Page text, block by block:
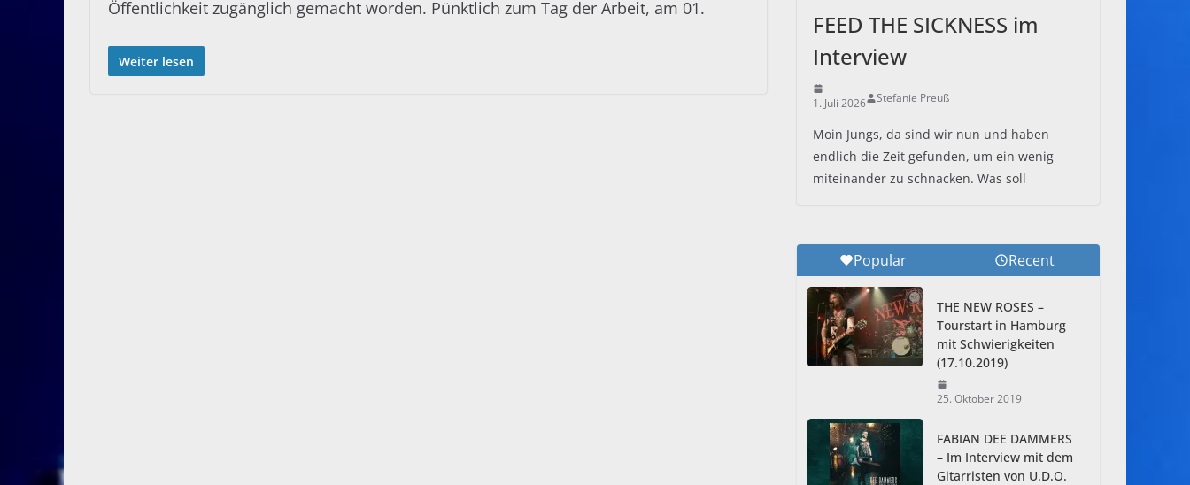
Öffentlichkeit zugänglich gemacht worden. Pünktlich zum Tag der Arbeit, am 01.
Weiter lesen
FEED THE SICKNESS im
Interview
1. Juli 2026 Stefanie Preuß
Moin Jungs, da sind wir nun und haben
endlich die Zeit gefunden, um ein wenig
miteinander zu schnacken. Was soll
Popular Recent
THE NEW ROSES –
Tourstart in Hamburg
mit Schwierigkeiten
(17.10.2019)
25. Oktober 2019
FABIAN DEE DAMMERS
– Im Interview mit dem
Gitarristen von U.D.O.